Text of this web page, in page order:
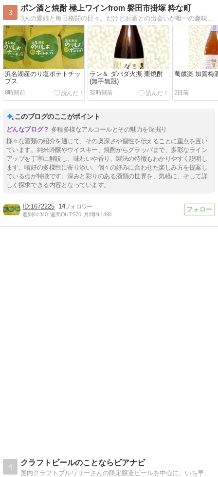
3
ポン酒と焼酎 極上ワインfrom 磐田市掛塚 粋な町
3人の愛娘と毎日格闘の日々。だけどお酒との出会いが唯一の趣味。きき酒師の資格も早々に所得し、自分の舌と知識を信じ、自分の感性でこだわり抜いた酒ブログです。
浜名湖産のり塩ポテトチッ
プス
8時間前
ラン＆ ダバダ火振 栗焼酎
(無手無冠)
32時間前
萬歳楽 加賀梅
2日前
このブログのここがポイント
多種多様なアルコールとその魅力を深掘り
様々な酒類の紹介を通じて、その奥深さや個性を伝えることに重点を置い
ています。純米吟醸やウイスキー、焼酎からグラッパまで、多彩なライン
アップを丁寧に解説し、味わいや香り、製法の特徴もわかりやすく説明し
ます。嗜好の多様性に寄り添い、個々の好みに合わせた楽しみ方を提案し
ている点が特徴です。深みと彩りのある酒類の世界を、気軽に、そして詳
しく探求できる内容となっています。
1672225 14
週間IN:340 週間OUT:570 月間IN:1490
4
クラフトビールのことならビアナビ
国内クラフトブルワリーさんの限定醸造ビールを中心に、いち早く情報をお伝えするクラフトビール情報サイト。人の舌は十人十色で好みは人それぞれ。毎日更新していますので宜しければ参考にして下さい！そしてフォローを宜しくお願いします(^^)